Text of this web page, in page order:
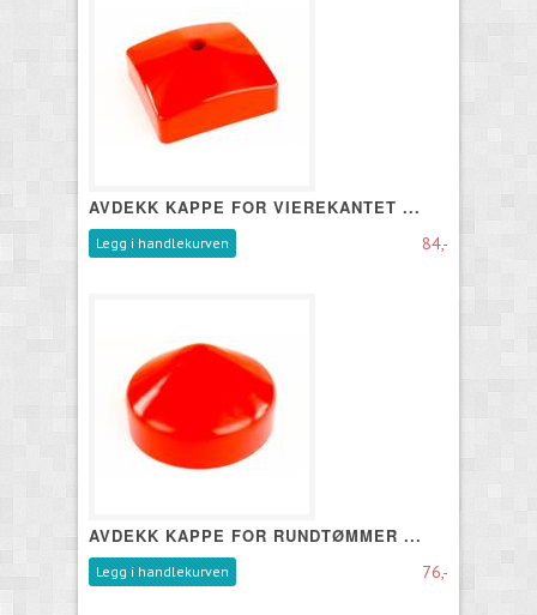
AVDEKK KAPPE FOR VIEREKANTET ...
84,-
Legg i handlekurven
AVDEKK KAPPE FOR RUNDTØMMER ...
76,-
Legg i handlekurven